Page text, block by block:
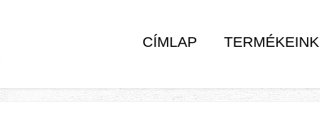
CÍMLAP TERMÉKEINK